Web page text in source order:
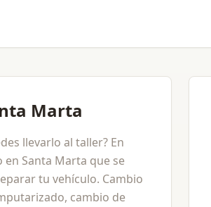
Marta
llevarlo al taller? En
Santa Marta que se
tu vehículo. Cambio
cambio de